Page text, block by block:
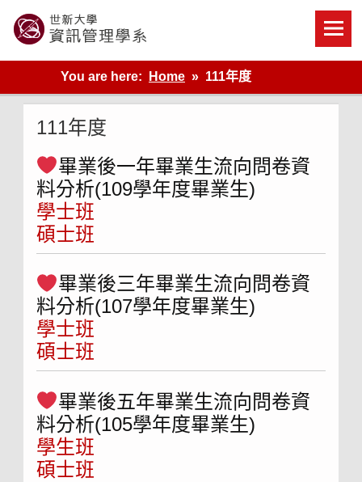
content
世新大學資管系網站
You are here:
Home 111年度
111年度
畢業後一年畢業生流向問卷資
料分析(109學年度畢業生)
學士班
碩士班
畢業後三年畢業生流向問卷資
料分析(107學年度畢業生)
學士班
碩士班
畢業後五年畢業生流向問卷資
料分析(105學年度畢業生)
學生班
碩士班